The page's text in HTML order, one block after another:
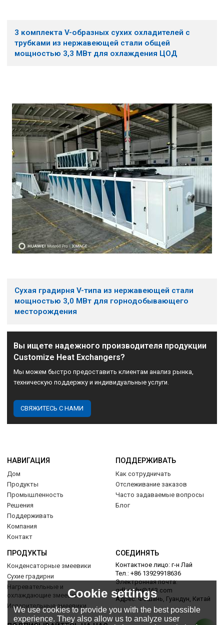
3 комплекта V-образных сухих охладителей с
трубками из нержавеющей стали общей
мощностью 3,3 МВт для охлаждения ЦОД
Сухая градирня V-типа из нержавеющей стали
мощностью 3,0 МВт для горнодобывающего
месторождения
Вы ищете надежного производителя продукции
Customize Heat Exchangers?
Мы можем быстро предоставить клиентам анализ рынка,
техническую поддержку и индивидуальные услуги.
СВЯЖИТЕСЬ С НАМИ
НАВИГАЦИЯ
Дом
Продукты
Промышленность
Решения
Поддерживать
Компания
Контакт
ПОДДЕРЖИВАТЬ
Как сотрудничать
Отслеживание заказов
Часто задаваемые вопросы
Блог
ПРОДУКТЫ
Конденсаторные змеевики
Сухие градирни
Нагревательные и
охлаждающие змеевики
Испарительные змеевики
СОЕДИНЯТЬ
Контактное лицо: г-н Лай
Тел.: +86 13929918636
Электронная почта:
gdboyihr@163.com
Адрес: Фошань, Гуандун, Китай
Cookie settings
We use cookies to provide you with the best possible
experience. They also allow us to analyze user